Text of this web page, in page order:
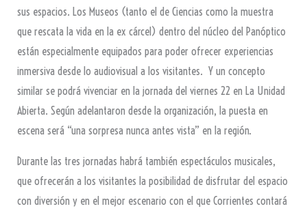
sus espacios. Los Museos (tanto el de Ciencias como la muestra
que rescata la vida en la ex cárcel) dentro del núcleo del Panóptico
están especialmente equipados para poder ofrecer experiencias
inmersiva desde lo audiovisual a los visitantes. Y un concepto
similar se podrá vivenciar en la jornada del viernes 22 en La Unidad
Abierta. Según adelantaron desde la organización, la puesta en
escena será “una sorpresa nunca antes vista” en la región.
Durante las tres jornadas habrá también espectáculos musicales,
que ofrecerán a los visitantes la posibilidad de disfrutar del espacio
con diversión y en el mejor escenario con el que Corrientes contará